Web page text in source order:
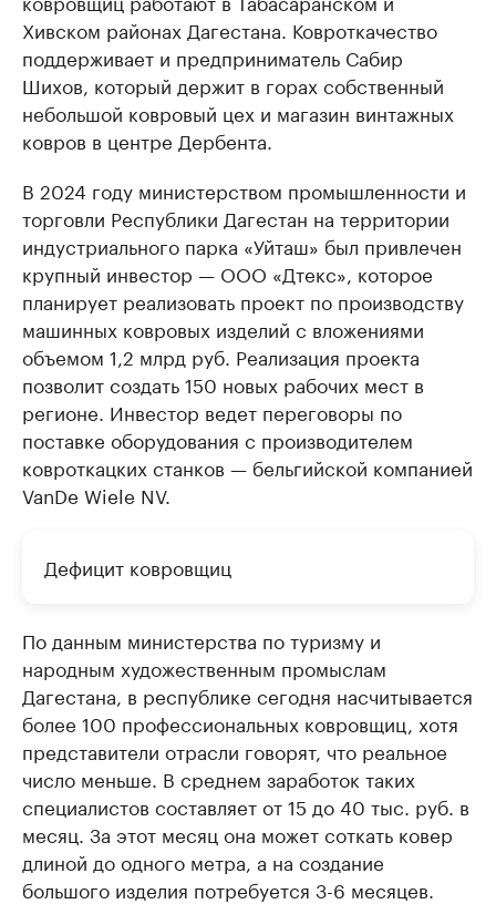
Хивском районах Дагестана. Ковроткачество
поддерживает и предприниматель Сабир
Шихов, который держит в горах собственный
небольшой ковровый цех и магазин винтажных
ковров в центре Дербента.
В 2024 году министерством промышленности и
торговли Республики Дагестан на территории
индустриального парка «Уйташ» был привлечен
крупный инвестор — ООО «Дтекс», которое
планирует реализовать проект по производству
машинных ковровых изделий с вложениями
объемом 1,2 млрд руб. Реализация проекта
позволит создать 150 новых рабочих мест в
регионе. Инвестор ведет переговоры по
поставке оборудования с производителем
ковроткацких станков — бельгийской компанией
VanDe Wiele NV.
Дефицит ковровщиц
По данным министерства по туризму и
народным художественным промыслам
Дагестана, в республике сегодня насчитывается
более 100 профессиональных ковровщиц, хотя
представители отрасли говорят, что реальное
число меньше. В среднем заработок таких
специалистов составляет от 15 до 40 тыс. руб. в
месяц. За этот месяц она может соткать ковер
длиной до одного метра, а на создание
большого изделия потребуется 3-6 месяцев.